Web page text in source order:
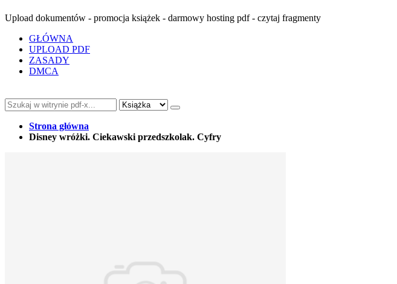
Upload dokumentów - promocja książek - darmowy hosting pdf - czytaj fragmenty
GŁÓWNA
UPLOAD PDF
ZASADY
DMCA
Strona główna
Disney wróżki. Ciekawski przedszkolak. Cyfry